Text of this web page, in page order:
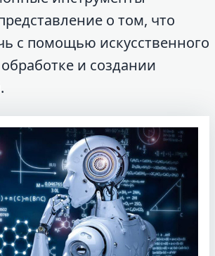
о том, что
с помощью искусственного
и создании